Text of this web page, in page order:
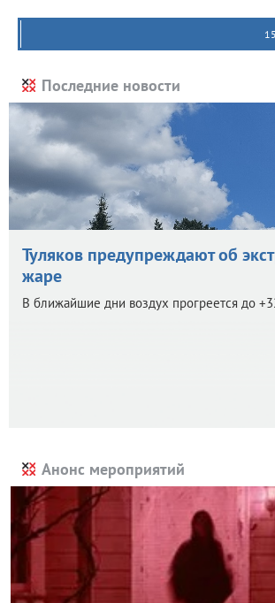
Последние новости
Туляков предупреждают об
жаре
В ближайшие дни воздух прогреется до
Анонс мероприятий